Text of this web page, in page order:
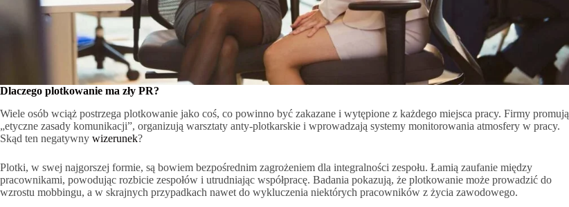
Dlaczego plotkowanie ma zły PR?
Wiele osób wciąż postrzega plotkowanie jako coś, co powinno być zakazane i wytępione z każdego miejsca pracy. Firmy promują
„etyczne zasady komunikacji”, organizują warsztaty anty-plotkarskie i wprowadzają systemy monitorowania atmosfery w pracy.
Skąd ten negatywny wizerunek?
Plotki, w swej najgorszej formie, są bowiem bezpośrednim zagrożeniem dla integralności zespołu. Łamią zaufanie między
pracownikami, powodując rozbicie zespołów i utrudniając współpracę. Badania pokazują, że plotkowanie może prowadzić do
wzrostu mobbingu, a w skrajnych przypadkach nawet do wykluczenia niektórych pracowników z życia zawodowego.